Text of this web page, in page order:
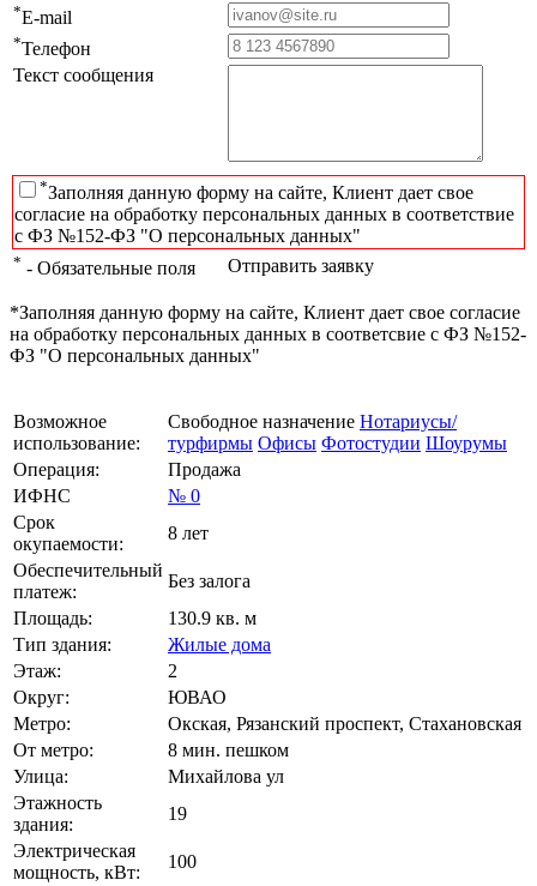
*E-mail
*Телефон
Текст сообщения
*Заполняя данную форму на сайте, Клиент дает свое
согласие на обработку персональных данных в соответствие
с ФЗ №152-ФЗ "О персональных данных"
* - Обязательные поля Отправить заявку
*Заполняя данную форму на сайте, Клиент дает свое согласие
на обработку персональных данных в соответсвие с ФЗ №152-
ФЗ "О персональных данных"
Возможное
использование:
Свободное назначение Нотариусы/
турфирмы Офисы Фотостудии Шоурумы
Операция:
Продажа
ИФНС
№ 0
Срок
окупаемости:
8 лет
Обеспечительный
платеж:
Без залога
Площадь:
130.9 кв. м
Тип здания:
Жилые дома
Этаж:
2
Округ:
ЮВАО
Метро:
Окская, Рязанский проспект, Стахановская
От метро:
8 мин. пешком
Улица:
Михайлова ул
Этажность
здания:
19
Электрическая
мощность, кВт:
100